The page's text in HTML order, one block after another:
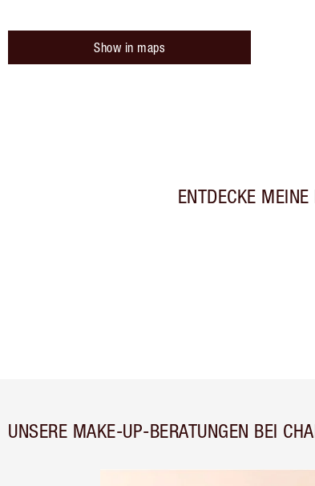
Show in maps
ENTDECKE
UNSERE MAKE-UP-BERATUNGEN BEI